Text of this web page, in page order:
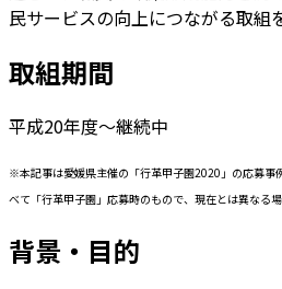
民サービスの向上につながる取組
取組期間
平成20年度～継続中
※本記事は愛媛県主催の「行革甲子園2020」の応募事
べて「行革甲子園」応募時のもので、現在とは異なる場
背景・目的